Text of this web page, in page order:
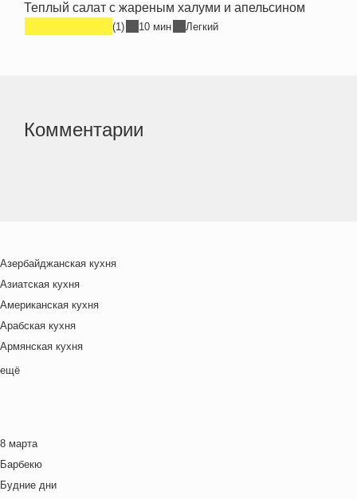
Теплый салат с жареным халуми и апельсином
(1) 10 мин Легкий
Комментарии
Азербайджанская кухня
Азиатская кухня
Американская кухня
Арабская кухня
Армянская кухня
Белорусская
Венгерская кухня
Греческая кухня
Грузинская кухня
ещё
8 марта
Барбекю
Будние дни